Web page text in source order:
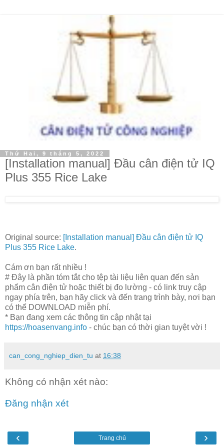
Thứ Hai, 9 tháng 5, 2022
[Installation manual] Đầu cân điện tử IQ
Plus 355 Rice Lake
Original source: [Installation manual] Đầu cân điện tử IQ
Plus 355 Rice Lake.
Cám ơn bạn rất nhiều !
# Đây là phần tóm tắt cho tệp tài liệu liên quan đến sản
phẩm cân điện tử hoặc thiết bị đo lường - có link truy cập
ngay phía trên, bạn hãy click và đến trang trình bày, nơi bạn
có thể DOWNLOAD miễn phí.
* Bạn đang xem các thông tin cập nhật tại
https://hoasenvang.info - chúc bạn có thời gian tuyệt vời !
can_cong_nghiep_dien_tu at 16:38
Không có nhận xét nào:
Đăng nhận xét
‹ ›
Trang chủ